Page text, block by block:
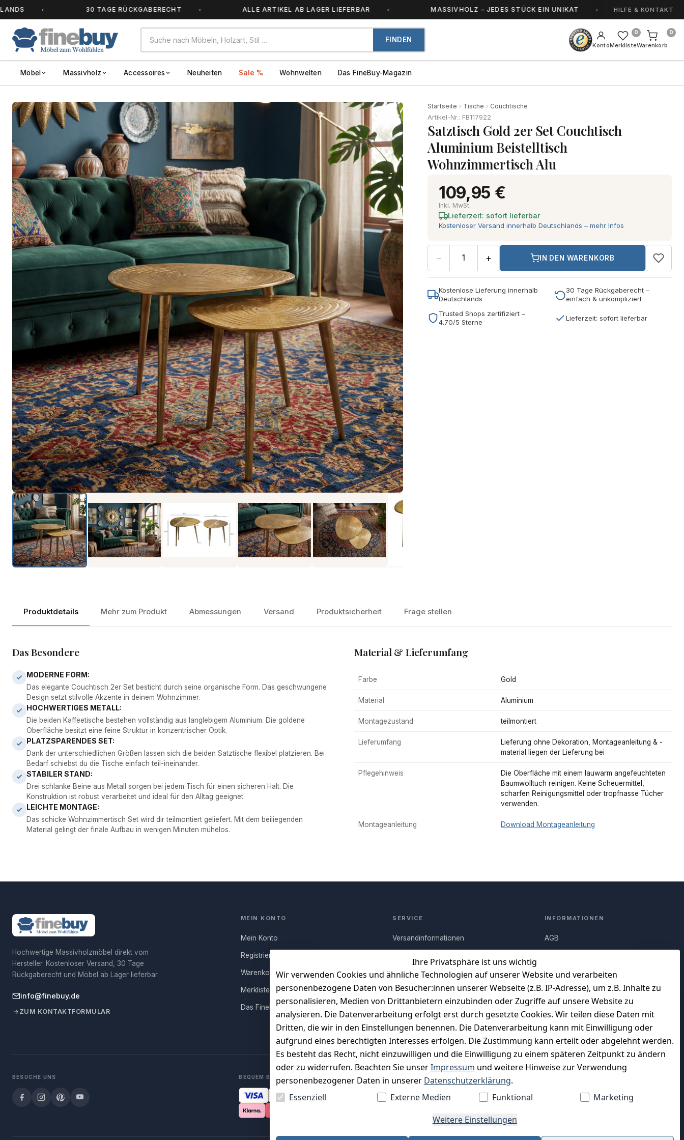
30 TAGE RÜCKGABERECHT ALLE ARTIKEL AB LAGER LIEFERBAR MASSIVHOLZ – JEDES STÜCK EIN UNIKAT HANDGEFERTIGT
HILFE & KONTAKT
FINDEN
KontoMerkliste
0
Warenkorb
0
Möbel Massivholz Accessoires Neuheiten Sale % Wohnwelten Das FineBuy-Magazin
Startseite Tische
Couchtische
Artikel-Nr.: FB117922
Satztisch Gold 2er Set Couchtisch
Aluminium Beistelltisch
Wohnzimmertisch Alu
109,95 €
Inkl. MwSt.
Lieferzeit: sofort lieferbar
Kostenloser Versand innerhalb Deutschlands – mehr Infos
− + IN DEN WARENKORB
Kostenlose Lieferung innerhalb
Deutschlands
30 Tage Rückgaberecht –
einfach & unkompliziert
Trusted Shops zertifiziert –
4.70/5 Sterne
Lieferzeit: sofort lieferbar
Produktdetails Mehr zum Produkt Abmessungen Versand Produktsicherheit Frage stellen
Das Besondere
MODERNE FORM:
Das elegante Couchtisch 2er Set besticht durch seine organische Form. Das geschwungene
Design setzt stilvolle Akzente in deinem Wohnzimmer.
HOCHWERTIGES METALL:
Die beiden Kaffeetische bestehen vollständig aus langlebigem Aluminium. Die goldene
Oberfläche besitzt eine feine Struktur in konzentrischer Optik.
PLATZSPARENDES SET:
Dank der unterschiedlichen Größen lassen sich die beiden Satztische flexibel platzieren. Bei
Bedarf schiebst du die Tische einfach teil-ineinander.
STABILER STAND:
Drei schlanke Beine aus Metall sorgen bei jedem Tisch für einen sicheren Halt. Die
Konstruktion ist robust verarbeitet und ideal für den Alltag geeignet.
LEICHTE MONTAGE:
Das schicke Wohnzimmertisch Set wird dir teilmontiert geliefert. Mit dem beiliegenden
Material gelingt der finale Aufbau in wenigen Minuten mühelos.
Material & Lieferumfang
Farbe Gold
Material Aluminium
Montagezustand teilmontiert
Lieferumfang
Lieferung ohne Dekoration, Montageanleitung & -
material liegen der Lieferung bei
Pflegehinweis
Die Oberfläche mit einem lauwarm angefeuchteten
Baumwolltuch reinigen. Keine Scheuermittel,
scharfen Reinigungsmittel oder tropfnasse Tücher
verwenden.
Montageanleitung Download Montageanleitung
Ihre Privatsphäre ist uns wichtig
Wir verwenden Cookies und ähnliche Technologien auf unserer Website und verarbeiten
personenbezogene Daten von Besucher:innen unserer Webseite (z.B. IP-Adresse), um z.B. Inhalte zu
personalisieren, Medien von Drittanbietern einzubinden oder Zugriffe auf unsere Website zu
analysieren. Die Datenverarbeitung erfolgt erst durch gesetzte Cookies. Wir teilen diese Daten mit
Dritten, die wir in den Einstellungen benennen. Die Datenverarbeitung kann mit Einwilligung oder
aufgrund eines berechtigten Interesses erfolgen. Die Zustimmung kann erteilt oder abgelehnt werden.
Es besteht das Recht, nicht einzuwilligen und die Einwilligung zu einem späteren Zeitpunkt zu ändern
oder zu widerrufen. Beachten Sie unserImpressum und weitere Hinweise zur Verwendung
personenbezogener Daten in unserer Datenschutzerklärung.
Essenziell
Externe Medien Funktional
Marketing
Weitere Einstellungen
Hochwertige Massivholzmöbel direkt vom
Hersteller. Kostenloser Versand, 30 Tage
Rückgaberecht und Möbel ab Lager lieferbar.
info@finebuy.de
ZUM KONTAKTFORMULAR
MEIN KONTO
Mein Konto
Registrieren
Warenkorb
Merkliste
Das FineBuy-Magazin
SERVICE
Versandinformationen
Rücksendung
Persönlicher Rückruf
Vertrag widerrufen
INFORMATIONEN
AGB
Datenschutz
Impressum
Charity & Wohltätigkeit
BESUCHE UNS BEQUEM BEZAHLEN MIT WIR VERSENDEN MIT